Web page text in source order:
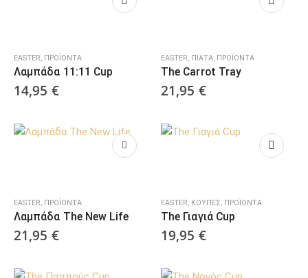
EASTER ΠΡΟΪΌΝΤΑ
Λαμπάδα 11:11 Cup
14,95 €
EASTER ΠΙΆΤΑ ΠΡΟΪΌΝΤΑ
The Carrot Tray
21,95 €
EASTER ΠΡΟΪΌΝΤΑ
Λαμπάδα The New Life
21,95 €
EASTER ΚΟΎΠΕΣ ΠΡΟΪΌΝΤΑ
The Γιαγιά Cup
19,95 €